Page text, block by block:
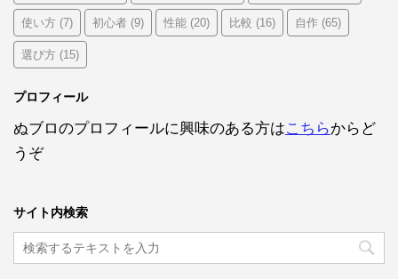
使い方 (7) 初心者 (9) 性能 (20) 比較 (16) 自作 (65)
選び方 (15)
プロフィール
ぬブロのプロフィールに興味のある方はこちらからど
うぞ
サイト内検索